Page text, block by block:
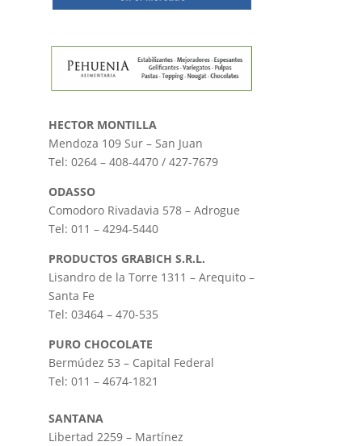
HECTOR MONTILLA
Mendoza 109 Sur – San Juan
Tel: 0264 – 408-4470 / 427-7679
ODASSO
Comodoro Rivadavia 578 – Adrogue
Tel: 011 – 4294-5440
PRODUCTOS GRABICH S.R.L.
Lisandro de la Torre 1311 – Arequito –
Santa Fe
Tel: 03464 – 470-535
PURO CHOCOLATE
Bermúdez 53 – Capital Federal
Tel: 011 – 4674-1821
SANTANA
Libertad 2259 – Martínez